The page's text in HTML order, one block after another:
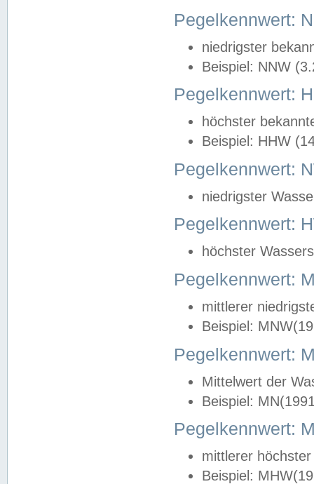
Pegelkennwert:
niedrigster
Beispiel: NNW
Pegelkennwert:
höchster
Beispiel: HHW
Pegelkennwert:
niedrigster
Pegelkennwert:
höchster
Pegelkennwert:
mittlerer
Beispiel:
Pegelkennwert:
Mittelwert der
Beispiel:
Pegelkennwert:
mittlerer
Beispiel: